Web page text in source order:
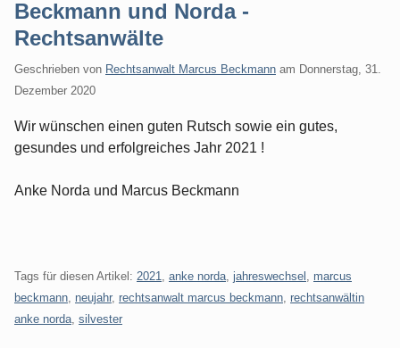
Beckmann und Norda -
Rechtsanwälte
Geschrieben von Rechtsanwalt Marcus Beckmann am Donnerstag, 31.
Dezember 2020
Wir wünschen einen guten Rutsch sowie ein gutes,
gesundes und erfolgreiches Jahr 2021 !
Anke Norda und Marcus Beckmann
Tags für diesen Artikel: 2021 anke norda jahreswechsel
marcus
beckmann neujahr, rechtsanwalt marcus beckmann rechtsanwältin
anke norda silvester